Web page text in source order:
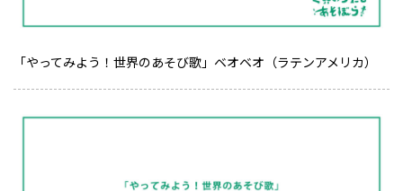
「やってみよう！世界のあそび歌」ベオベオ（ラテンアメリカ）